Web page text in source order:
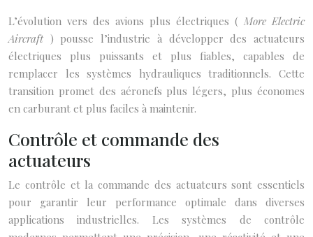
L’évolution vers des avions plus électriques ( More Electric
Aircraft ) pousse l’industrie à développer des actuateurs
électriques plus puissants et plus fiables, capables de
remplacer les systèmes hydrauliques traditionnels. Cette
transition promet des aéronefs plus légers, plus économes
en carburant et plus faciles à maintenir.
Contrôle et commande des
actuateurs
Le contrôle et la commande des actuateurs sont essentiels
pour garantir leur performance optimale dans diverses
applications industrielles. Les systèmes de contrôle